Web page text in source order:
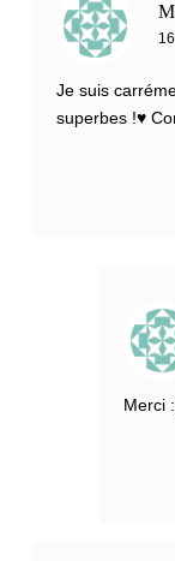
Je suis
superbes !♥
Merci